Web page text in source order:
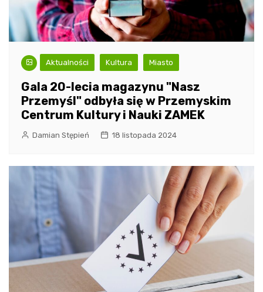
Aktualności Kultura Miasto
Gala 20-lecia magazynu "Nasz
Przemyśl" odbyła się w Przemyskim
Centrum Kultury i Nauki ZAMEK
Damian Stępień 18 listopada 2024